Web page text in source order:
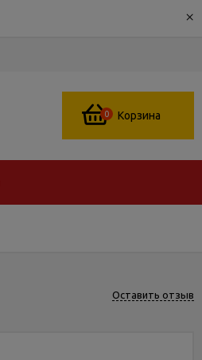
×
0 Корзина
Оставить отзыв